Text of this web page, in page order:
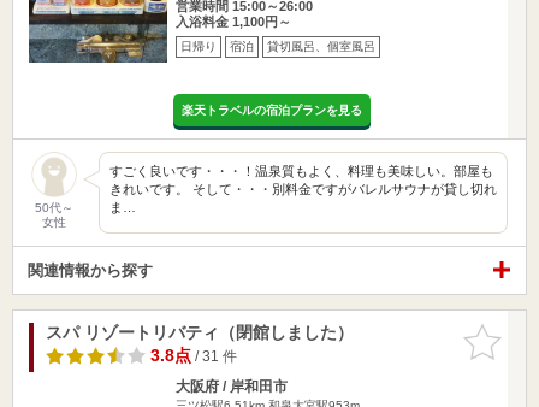
営業時間 15:00～26:00
入浴料金 1,100円～
日帰り 宿泊 貸切風呂、個室風呂
楽天トラベルの宿泊プランを見る
50代～
女性
すごく良いです・・・！温泉質もよく、料理も美味しい。部屋も
きれいです。 そして・・・別料金ですがバレルサウナが貸し切れ
ま…
関連情報から探す
お気に入
りに追加
スパ リゾートリバティ（閉館しました）
3.8点/ 31 件
大阪府 / 岸和田市